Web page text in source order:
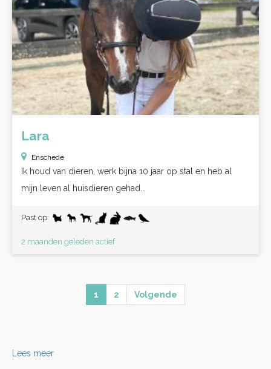
Lara
Enschede
Ik houd van dieren, werk bijna 10 jaar op stal en heb al
mijn leven al huisdieren gehad...
Past op:
2 maanden geleden actief
1 2 Volgende
Lees meer